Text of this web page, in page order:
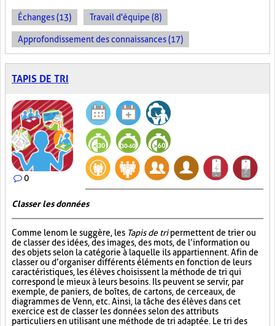
Échanges (13) Travail d'équipe (8)
Approfondissement des connaissances (17)
TAPIS DE TRI
0
Classer les données
Comme le nom le suggère, les Tapis de tripermettent de trier ou
de classer des idées, des images, des mots, de l’information ou
des objets selon la catégorie à laquelle ils appartiennent. Afin de
classer ou d’organiser différents éléments en fonction de leurs
caractéristiques, les élèves choisissent la méthode de tri qui
correspond le mieux à leurs besoins. Ils peuvent se servir, par
exemple, de paniers, de boîtes, de cartons, de cerceaux, de
diagrammes de Venn, etc. Ainsi, la tâche des élèves dans cet
exercice est de classer les données selon des attributs
particuliers en utilisant une méthode de tri adaptée. Le tri des